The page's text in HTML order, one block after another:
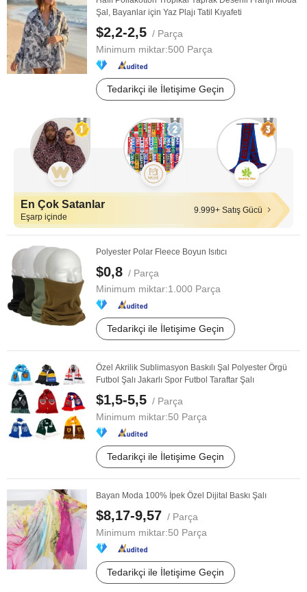
Şal, Bayanlar için Yaz Plajı Tatil Kıyafeti
$2,2-2,5 / Parça
Minimum miktar:500 Parça
Tedarikçi ile İletişime Geçin
En Çok Satanlar
Eşarp içinde
9.999+ Satış Gücü
Polyester Polar Fleece Boyun Isıtıcı
$0,8 / Parça
Minimum miktar:1.000 Parça
Tedarikçi ile İletişime Geçin
Özel Akrilik Sublimasyon Baskılı Şal Polyester Örgü
Futbol Şalı Jakarlı Spor Futbol Taraftar Şalı
$1,5-5,5 / Parça
Minimum miktar:50 Parça
Tedarikçi ile İletişime Geçin
Bayan Moda 100% İpek Özel Dijital Baskı Şalı
$8,17-9,57 / Parça
Minimum miktar:50 Parça
Tedarikçi ile İletişime Geçin